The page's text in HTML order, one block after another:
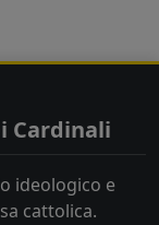
Cardinali
ideologico e
cattolica.